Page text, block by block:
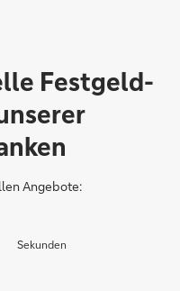
Festgeld-
Angebote:
Sekunden